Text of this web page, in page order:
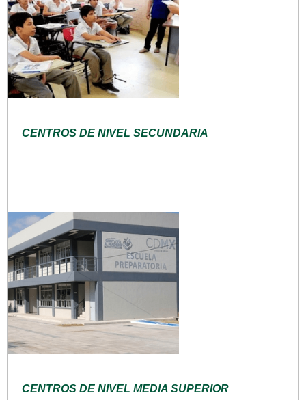
CENTROS DE NIVEL SECUNDARIA
CENTROS DE NIVEL MEDIA SUPERIOR